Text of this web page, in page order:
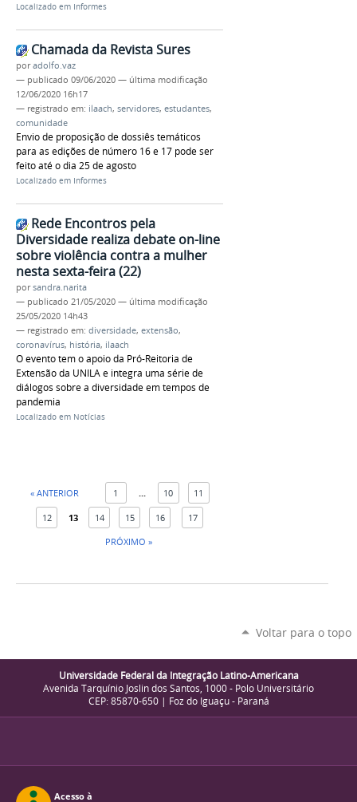
Localizado em Informes
Chamada da Revista Sures
poradolfo.vaz
— publicado 09/06/2020 — última modificação
12/06/2020 16h17
— registrado em: ilaach, servidores, estudantes,
comunidade
Envio de proposição de dossiês temáticos
para as edições de número 16 e 17 pode ser
feito até o dia 25 de agosto
Localizado em Informes
Rede Encontros pela
Diversidade realiza debate on-line
sobre violência contra a mulher
nesta sexta-feira (22)
porsandra.narita
— publicado 21/05/2020 — última modificação
25/05/2020 14h43
— registrado em: diversidade, extensão,
coronavírus, história, ilaach
O evento tem o apoio da Pró-Reitoria de
Extensão da UNILA e integra uma série de
diálogos sobre a diversidade em tempos de
pandemia
Localizado em Notícias
« ANTERIOR 1 10 11
12 13 14 15 16
17
PRÓXIMO »
Voltar para o topo
Universidade Federal da Integração Latino-Americana
Avenida Tarquínio Joslin dos Santos, 1000 - Polo Universitário
CEP: 85870-650 | Foz do Iguaçu - Paraná